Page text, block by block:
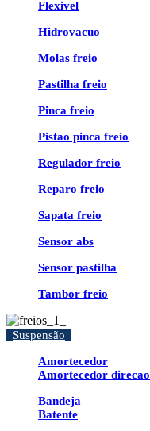
Flexivel
Hidrovacuo
Molas freio
Pastilha freio
Pinca freio
Pistao pinca freio
Regulador freio
Reparo freio
Sapata freio
Sensor abs
Sensor pastilha
Tambor freio
Suspensão
Amortecedor
Amortecedor direcao
Bandeja
Batente